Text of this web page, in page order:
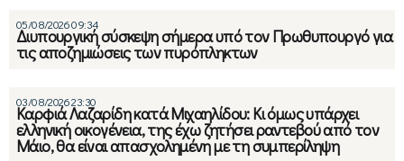
05/08/2026 09:34
Διυπουργική σύσκεψη σήμερα υπό τον Πρωθυπουργό για
τις αποζημιώσεις των πυρόπληκτων
03/08/2026 23:30
Καρφιά Λαζαρίδη κατά Μιχαηλίδου: Κι όμως υπάρχει
ελληνική οικογένεια, της έχω ζητήσει ραντεβού από τον
Μάιο, θα είναι απασχολημένη με τη συμπερίληψη